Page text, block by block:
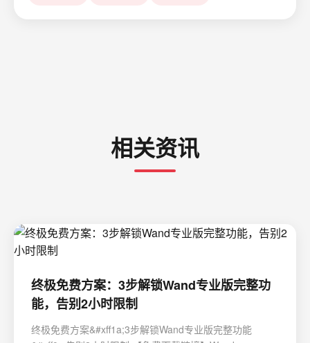
相关资讯
终极免费方案：3步解锁Wand专业版完整功
能，告别2小时限制
终极免费方案&#xff1a;3步解锁Wand专业版完整功能